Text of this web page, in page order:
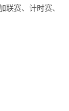
联赛、计时赛、